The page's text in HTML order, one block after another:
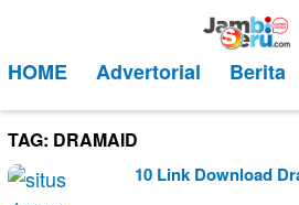
kontenMobile
HOME Advertorial Berita
TAG: DRAMAID
10 Link Download